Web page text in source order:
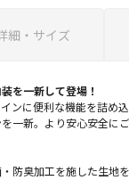
細・サイズ
を一新して登場！
ンに便利な機能を詰め込
一新。より安心安全にご
防臭加工を施した生地